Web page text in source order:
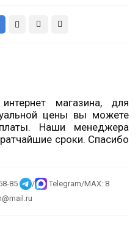
магазина, для
цены вы можете
Наши менеджера
сроки. Спасибо
85 /
Telegram/MAX: 8